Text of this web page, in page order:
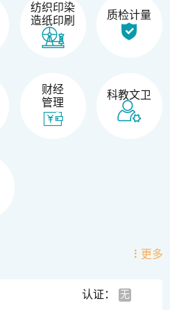
纺织印染
造纸印刷
质检计量
财经
管理
科教文卫
更多
认证：